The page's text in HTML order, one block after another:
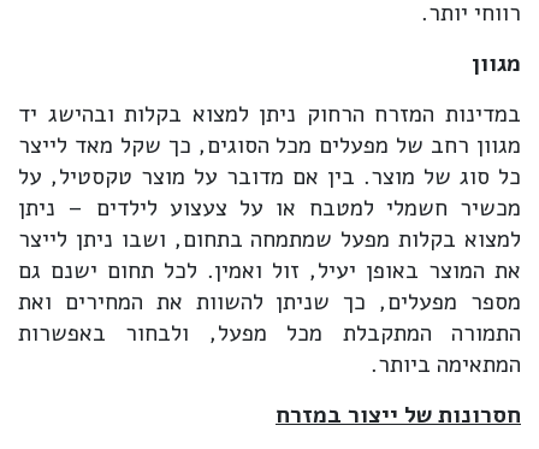
רווחי יותר.
מגוון
במדינות המזרח הרחוק ניתן למצוא בקלות ובהישג יד
מגוון רחב של מפעלים מכל הסוגים, כך שקל מאד לייצר
כל סוג של מוצר. בין אם מדובר על מוצר טקסטיל, על
מכשיר חשמלי למטבח או על צעצוע לילדים – ניתן
למצוא בקלות מפעל שמתמחה בתחום, ושבו ניתן לייצר
את המוצר באופן יעיל, זול ואמין. לכל תחום ישנם גם
מספר מפעלים, כך שניתן להשוות את המחירים ואת
התמורה המתקבלת מכל מפעל, ולבחור באפשרות
המתאימה ביותר.
חסרונות של ייצור במזרח